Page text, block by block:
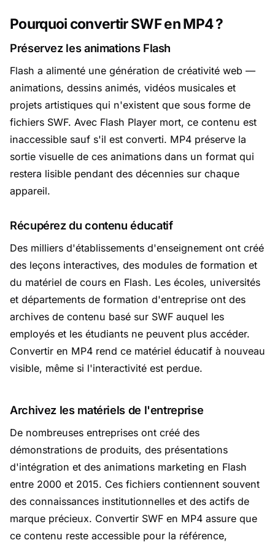
Pourquoi convertir SWF en MP4 ?
Préservez les animations Flash
Flash a alimenté une génération de créativité web —
animations, dessins animés, vidéos musicales et
projets artistiques qui n'existent que sous forme de
fichiers SWF. Avec Flash Player mort, ce contenu est
inaccessible sauf s'il est converti. MP4 préserve la
sortie visuelle de ces animations dans un format qui
restera lisible pendant des décennies sur chaque
appareil.
Récupérez du contenu éducatif
Des milliers d'établissements d'enseignement ont créé
des leçons interactives, des modules de formation et
du matériel de cours en Flash. Les écoles, universités
et départements de formation d'entreprise ont des
archives de contenu basé sur SWF auquel les
employés et les étudiants ne peuvent plus accéder.
Convertir en MP4 rend ce matériel éducatif à nouveau
visible, même si l'interactivité est perdue.
Archivez les matériels de l'entreprise
De nombreuses entreprises ont créé des
démonstrations de produits, des présentations
d'intégration et des animations marketing en Flash
entre 2000 et 2015. Ces fichiers contiennent souvent
des connaissances institutionnelles et des actifs de
marque précieux. Convertir SWF en MP4 assure que
ce contenu reste accessible pour la référence,